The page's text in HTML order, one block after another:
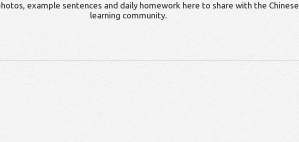
example sentences and daily homework here to share with the Chinese
learning community.